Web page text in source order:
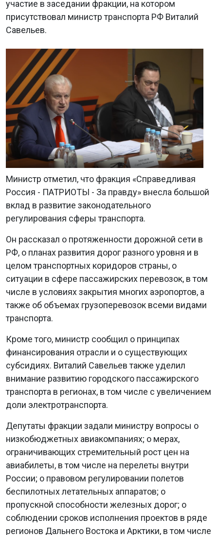
участие в заседании фракции, на котором
присутствовал министр транспорта РФ Виталий
Савельев.
Министр отметил, что фракция «Справедливая
Россия - ПАТРИОТЫ - За правду» внесла большой
вклад в развитие законодательного
регулирования сферы транспорта.
Он рассказал о протяженности дорожной сети в
РФ, о планах развития дорог разного уровня и в
целом транспортных коридоров страны, о
ситуации в сфере пассажирских перевозок, в том
числе в условиях закрытия многих аэропортов, а
также об объемах грузоперевозок всеми видами
транспорта.
Кроме того, министр сообщил о принципах
финансирования отрасли и о существующих
субсидиях. Виталий Савельев также уделил
внимание развитию городского пассажирского
транспорта в регионах, в том числе с увеличением
доли электротранспорта.
Депутаты фракции задали министру вопросы о
низкобюджетных авиакомпаниях; о мерах,
ограничивающих стремительный рост цен на
авиабилеты, в том числе на перелеты внутри
России; о правовом регулировании полетов
беспилотных летательных аппаратов; о
пропускной способности железных дорог; о
соблюдении сроков исполнения проектов в ряде
регионов Дальнего Востока и Арктики, в том числе